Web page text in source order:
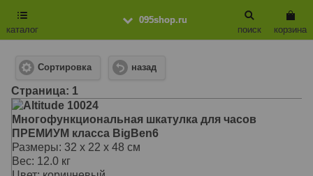
095shop.ru
каталог
корзина
поиск
Сортировка назад
Cтраница: 1
Altitude 10024
Многофункциональная шкатулка для часов
ПРЕМИУМ класса BigBen6
Размеры: 32 х 22 х 48 см
Вес: 12.0 кг